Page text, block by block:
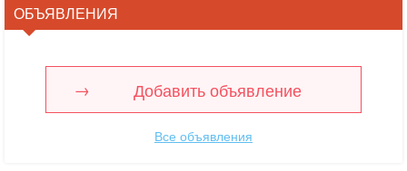
ОБЪЯВЛЕНИЯ
Добавить объявление
Все объявления